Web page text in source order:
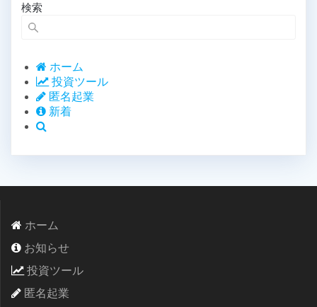
イ
ブ
検索
ホーム
投資ツール
匿名起業
新着
ホーム
お知らせ
投資ツール
匿名起業